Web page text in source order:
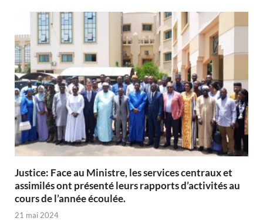
Justice: Face au Ministre, les services centraux et
assimilés ont présenté leurs rapports d’activités au
cours de l’année écoulée.
21 mai 2024